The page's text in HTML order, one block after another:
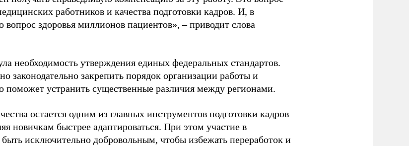
работников и качества подготовки кадров. И, в
вопрос здоровья миллионов пациентов», – приводит слова
необходимость утверждения единых федеральных стандартов.
законодательно закрепить порядок организации работы и
поможет устранить существенные различия между регионами.
остается одним из главных инструментов подготовки кадров
новичкам быстрее адаптироваться. При этом участие в
исключительно добровольным, чтобы избежать переработок и